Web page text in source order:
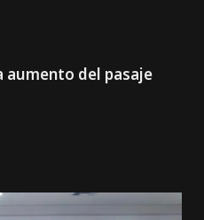
aumento del pasaje